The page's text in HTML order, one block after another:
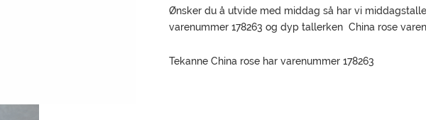
Ønsker du å utvide med middag så har vi
varenummer 178263 og dyp tallerken China rose
Tekanne China rose har varenummer 178263